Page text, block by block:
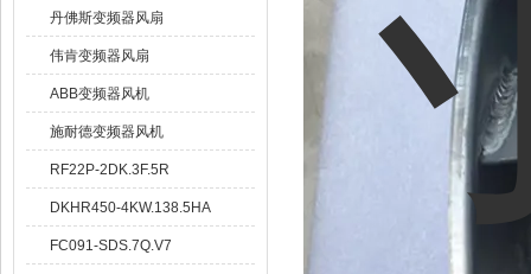
丹佛斯变频器风扇
伟肯变频器风扇
ABB变频器风机
施耐德变频器风机
RF22P-2DK.3F.5R
DKHR450-4KW.138.5HA
FC091-SDS.7Q.V7